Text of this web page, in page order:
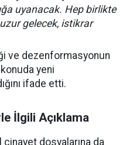
uyanacak. Hep birlikte
gelecek, istikrar
ve dezenformasyonun
yeni
ifade etti.
İlgili Açıklama
dosyalarına da